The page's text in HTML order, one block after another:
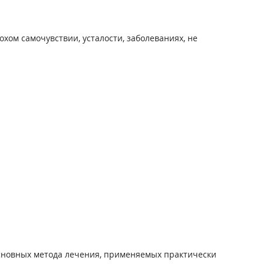
самочувствии, усталости, заболеваниях, не
метода лечения, применяемых практически